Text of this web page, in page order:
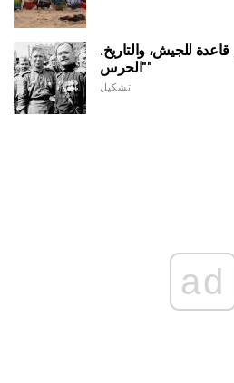
للجيش، والتاريخ.
"الحرس"
تشكيل
ad